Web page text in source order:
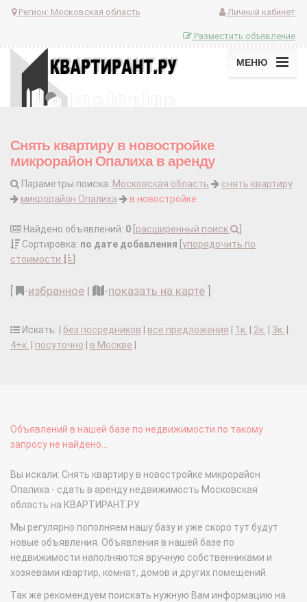
Регион: Московская область Личный кабинет
Разместить объявление
МЕНЮ
Снять квартиру в новостройке
микрорайон Опалиха в аренду
Параметры поиска: Московская область
снять квартиру
микрорайон Опалиха
в новостройке
Найдено объявлений: 0 расширенный поиск
Сортировка: по дате добавления упорядочить по
стоимости
-избранное | -показать на карте
Искать: | без посредников все предложения 1к. 2к. 3к.
4+к.
посуточно в Москве
Объявлений в нашей базе по недвижимости по такому
запросу не найдено...
Вы искали: Снять квартиру в новостройке микрорайон
Опалиха - сдать в аренду недвижимость Московская
область на КВАРТИРАНТ.РУ
Мы регулярно пополняем нашу базу и уже скоро тут будут
новые объявления. Объявления в нашей базе по
недвижимости наполняются вручную собственниками и
хозяевами квартир, комнат, домов и других помещений.
Так же рекомендуем поискать нужную Вам информацию на